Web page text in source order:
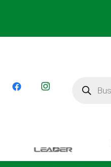
productos